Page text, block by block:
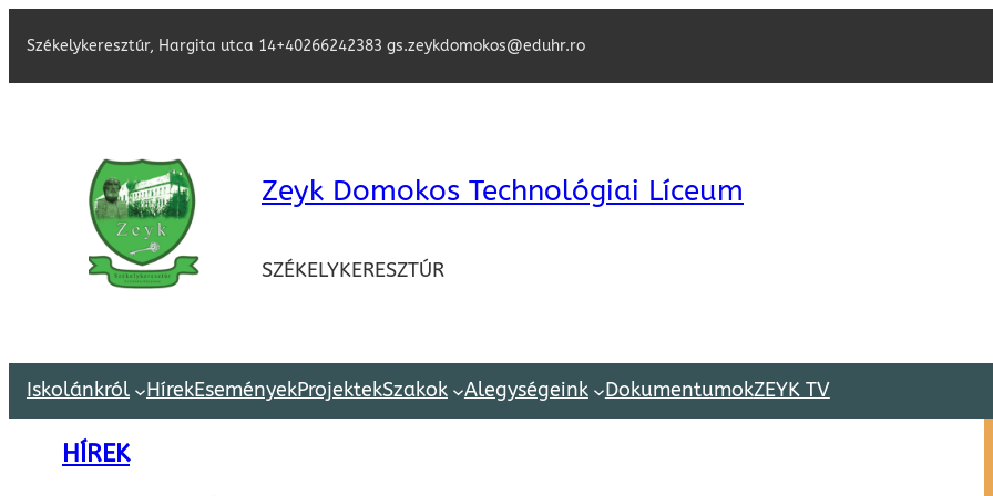
Székelykeresztúr, Hargita utca 14+40266242383 gs.zeykdomokos@eduhr.ro
Zeyk Domokos Technológiai Líceum
SZÉKELYKERESZTÚR
Iskolánkról HírekEseményekProjektekSzakok Alegységeink DokumentumokZEYK TV
HÍREK